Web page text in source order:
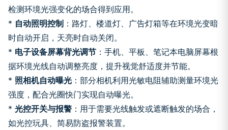
检测环境光强变化的场合得到应用。
* 自动照明控制 ：路灯、楼道灯、广告灯箱等在环境光变暗
时自动开启，天亮时自动关闭。
* 电子设备屏幕背光调节 ：手机、平板、笔记本电脑屏幕根
据环境光线自动调整亮度，提升视觉舒适度并节能。
* 照相机自动曝光 ：部分相机利用光敏电阻辅助测量环境光
强度，配合光圈快门实现自动曝光。
* 光控开关与报警 ：用于需要光线触发或遮断触发的场合，
如光控玩具、简易防盗报警装置。